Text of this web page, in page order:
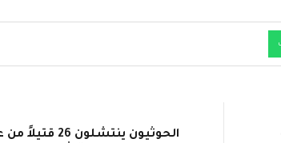
الحوثيون ينتشلون